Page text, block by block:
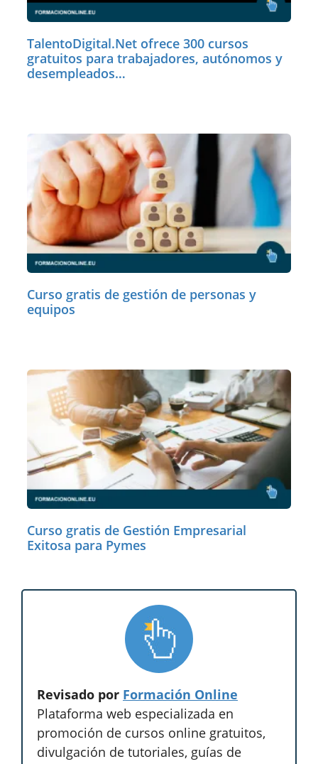
TalentoDigital.Net ofrece 300 cursos
gratuitos para trabajadores, autónomos y
desempleados…
Curso gratis de gestión de personas y
equipos
Curso gratis de Gestión Empresarial
Exitosa para Pymes
Revisado por Formación Online
Plataforma web especializada en
promoción de cursos online gratuitos,
divulgación de tutoriales, guías de